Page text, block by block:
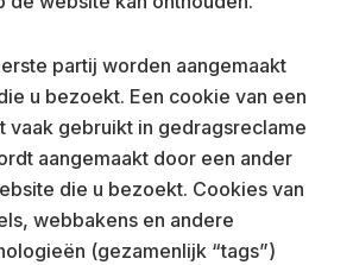
partij worden aangemaakt
u bezoekt. Een cookie van een
vaak gebruikt in gedragsreclame
aangemaakt door een ander
die u bezoekt. Cookies van
webbakens en andere
(gezamenlijk “tags”)